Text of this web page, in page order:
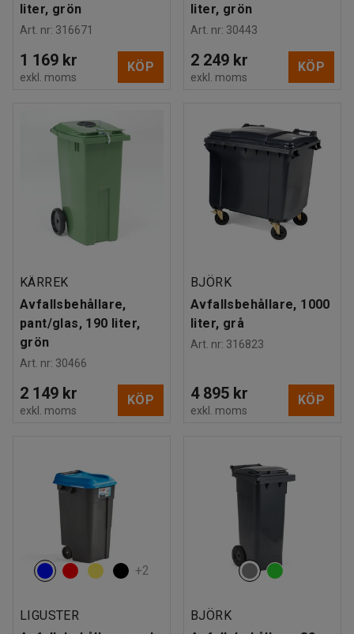
liter, grön
Art. nr: 316671
1 169 kr
exkl. moms
KÖP
liter, grön
Art. nr: 30443
2 249 kr
exkl. moms
KÖP
KÄRREK
Avfallsbehållare,
pant/glas, 190 liter,
grön
Art. nr: 30466
2 149 kr
exkl. moms
KÖP
BJÖRK
Avfallsbehållare, 1000
liter, grå
Art. nr: 316823
4 895 kr
exkl. moms
KÖP
+2
LIGUSTER
BJÖRK